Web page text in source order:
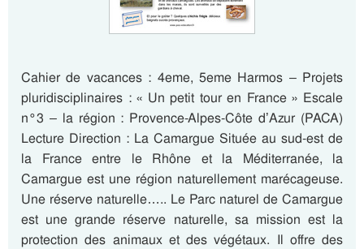
Cahier de vacances : 4eme, 5eme Harmos – Projets
pluridisciplinaires : « Un petit tour en France » Escale
n°3 – la région : Provence-Alpes-Côte d’Azur (PACA)
Lecture Direction : La Camargue Située au sud-est de
la France entre le Rhône et la Méditerranée, la
Camargue est une région naturellement marécageuse.
Une réserve naturelle….. Le Parc naturel de Camargue
est une grande réserve naturelle, sa mission est la
protection des animaux et des végétaux. Il offre des